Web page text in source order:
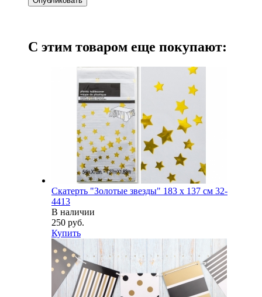
С этим товаром еще покупают:
Скатерть "Золотые звезды" 183 х 137 см 32-
4413
В наличии
250 руб.
Купить